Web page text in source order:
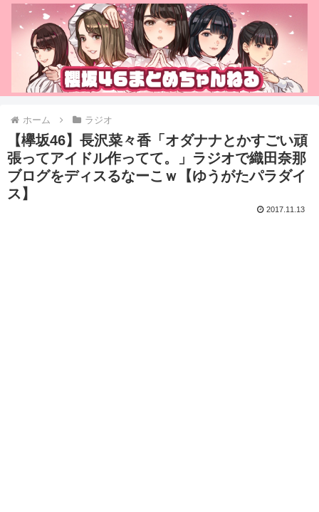
ホーム ラジオ
【欅坂46】長沢菜々香「オダナナとかすごい頑
張ってアイドル作ってて。」ラジオで織田奈那
ブログをディスるなーこｗ【ゆうがたパラダイ
ス】
2017.11.13